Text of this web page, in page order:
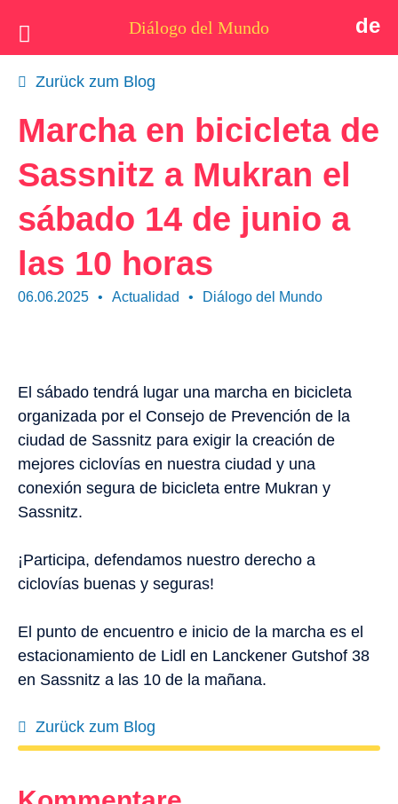
Diálogo del Mundo de
Idea
Actualidad
Tema
Apoyo
Contacto
Zurück zum Blog
Marcha en bicicleta de
Sassnitz a Mukran el
sábado 14 de junio a
las 10 horas
06.06.2025 • Actualidad • Diálogo del Mundo
El sábado tendrá lugar una marcha en bicicleta
organizada por el Consejo de Prevención de la
ciudad de Sassnitz para exigir la creación de
mejores ciclovías en nuestra ciudad y una
conexión segura de bicicleta entre Mukran y
Sassnitz.
¡Participa, defendamos nuestro derecho a
ciclovías buenas y seguras!
El punto de encuentro e inicio de la marcha es el
estacionamiento de Lidl en Lanckener Gutshof 38
en Sassnitz a las 10 de la mañana.
Zurück zum Blog